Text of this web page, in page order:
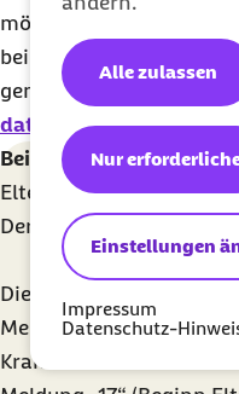
Einstellungen
Nur
Alle zulassen
Impressum
Datenschutz-
möglich, die aktuelle
beim GKV-
genau funktioniert,
datenaustausch.de
Beispiel 3
Elternzeit vom
Der
Diese Daten werden
Meldung „17“ (Beginn
Krankenkasse A